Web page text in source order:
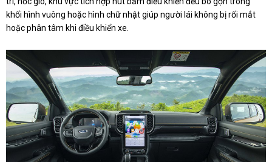
khối hình vuông hoặc hình chữ nhật giúp người lái không bị rối mắt
hoặc phân tâm khi điều khiển xe.